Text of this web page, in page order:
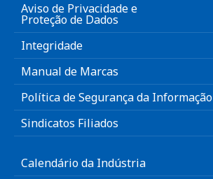
Aviso de Privacidade e
Proteção de Dados
Integridade
Manual de Marcas
Política de Segurança da Informação
Sindicatos Filiados
Calendário da Indústria